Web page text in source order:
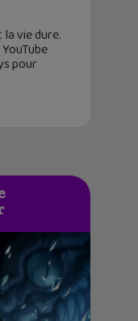
vie dure.
pour